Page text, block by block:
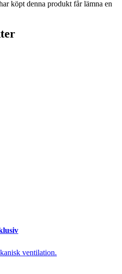
köpt denna produkt får lämna en
ventilation.